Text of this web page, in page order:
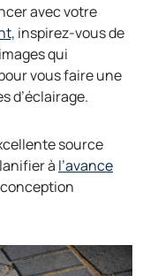
avec votre
inspirez-vous de
qui
vous faire une
d’éclairage.
source
à l’avance